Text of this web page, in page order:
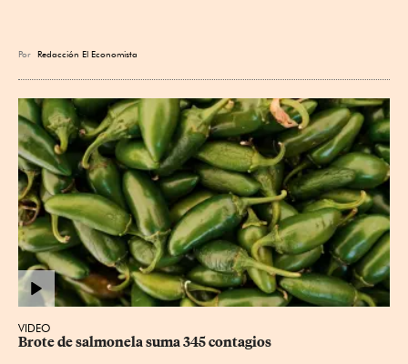
Por Redacción El Economista
VIDEO
Brote de salmonela suma 345 contagios